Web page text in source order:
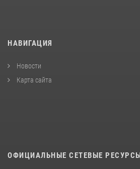
НАВИГАЦИЯ
Новости
Карта сайта
ОФИЦИАЛЬНЫЕ СЕТЕВЫЕ РЕСУРСЫ